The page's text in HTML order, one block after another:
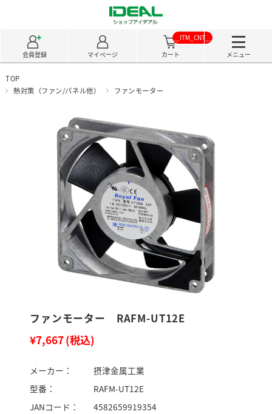
会員登録 マイページ カート
__ITM_CNT__
メニュー
TOP
熱対策（ファン/パネル他）
ファンモーター
ファンモーター RAFM-UT12E
¥7,667(税込)
メーカー：
摂津金属工業
型番：
RAFM-UT12E
JANコード：
4582659919354